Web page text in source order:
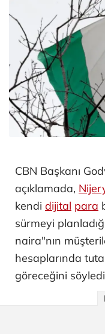
CBN Başkanı
açıklamada,
kendi dijital para
sürmeyi
naira"nın
hesaplarında
göreceğini